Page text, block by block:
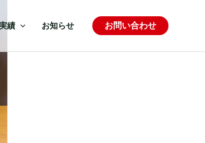
績 お知らせ お問い合わせ